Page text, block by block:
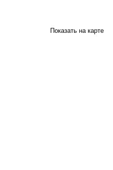
Показать на карте